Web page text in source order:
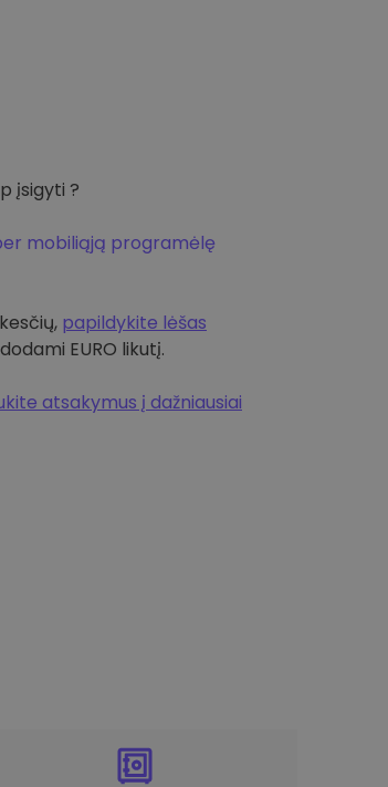
įsigyti ?
mobiliąją programėlę
papildykite lėšas
EURO likutį.
atsakymus į dažniausiai